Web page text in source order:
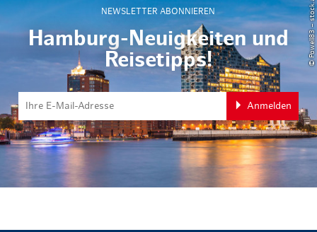
NEWSLETTER ABONNIEREN
Hamburg-Neuigkeiten und
Reisetipps!
Anmelden